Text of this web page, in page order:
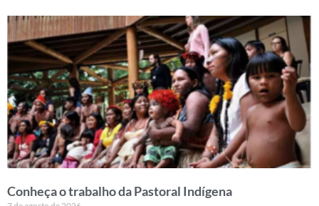
Conheça o trabalho da Pastoral Indígena